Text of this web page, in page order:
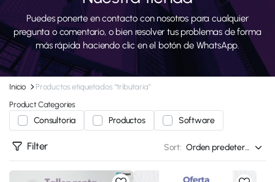
Puedes ponerte en contacto con nosotros para cualquier
pregunta o comentario, o bien resolver tus problemas de forma
más rápida haciendo clic en el botón de WhatsApp.
Inicio
Productos etiquetados “tributaria”
Product Categories
Consultoria Productos Software
Filter Sort: